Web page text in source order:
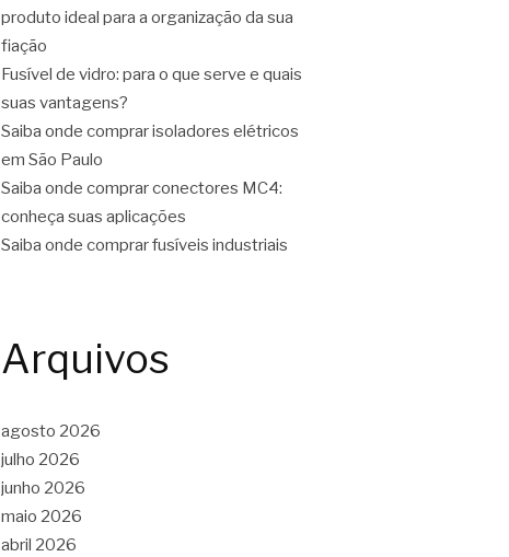
produto ideal para a organização da sua
fiação
Fusível de vidro: para o que serve e quais
suas vantagens?
Saiba onde comprar isoladores elétricos
em São Paulo
Saiba onde comprar conectores MC4:
conheça suas aplicações
Saiba onde comprar fusíveis industriais
Arquivos
agosto 2026
julho 2026
junho 2026
maio 2026
abril 2026